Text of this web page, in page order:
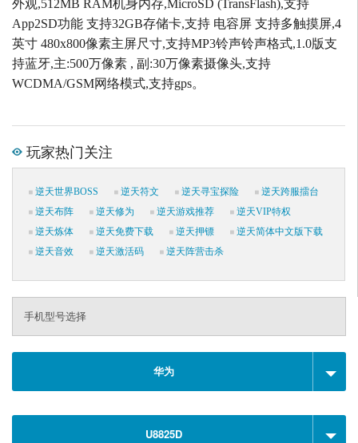
外观,512MB RAM机身内存,MicroSD (TransFlash),支持
App2SD功能 支持32GB存储卡,支持 电容屏 支持多触摸屏,4
英寸 480x800像素主屏尺寸,支持MP3铃声铃声格式,1.0版支
持蓝牙,主:500万像素 , 副:30万像素摄像头,支持
WCDMA/GSM网络模式,支持gps。
玩家热门关注
逆天世界BOSS 逆天符文 逆天寻宝探险
逆天跨服擂台
逆天布阵
逆天修为 逆天游戏推荐
逆天VIP特权
逆天炼体
逆天免费下载 逆天押镖
逆天简体中文版下载
逆天音效
逆天激活码 逆天阵营击杀
手机型号选择
华为
U8825D